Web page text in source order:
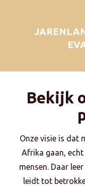
Bekijk
Onze visie is dat
Afrika gaan,
mensen. Daar
leidt tot